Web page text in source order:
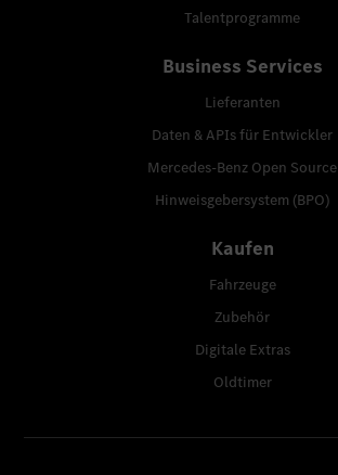
Talentprogramme
Business Services
Lieferanten
Daten & APIs für Entwickler
Mercedes-Benz Open Source
Hinweisgebersystem (BPO)
Kaufen
Fahrzeuge
Zubehör
Digitale Extras
Oldtimer